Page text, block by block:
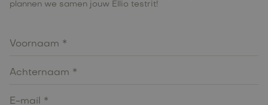
plannen we samen jouw Ellio testrit!